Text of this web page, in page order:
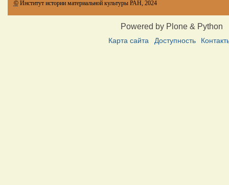
© Институт истории материальной культуры РАН, 2024
Powered by Plone & Python
Карта сайта Доступность